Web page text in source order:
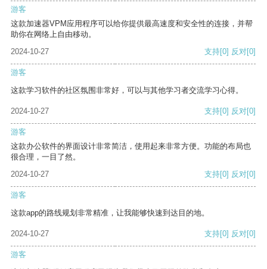
游客
这款加速器VPM应用程序可以给你提供最高速度和安全性的连接，并帮
助你在网络上自由移动。
2024-10-27
支持[0] 反对[0]
游客
这款学习软件的社区氛围非常好，可以与其他学习者交流学习心得。
2024-10-27 支持[0] 反对[0]
游客
这款办公软件的界面设计非常简洁，使用起来非常方便。功能的布局也
很合理，一目了然。
2024-10-27
支持[0] 反对[0]
游客
这款app的路线规划非常精准，让我能够快速到达目的地。
2024-10-27 支持[0] 反对[0]
游客